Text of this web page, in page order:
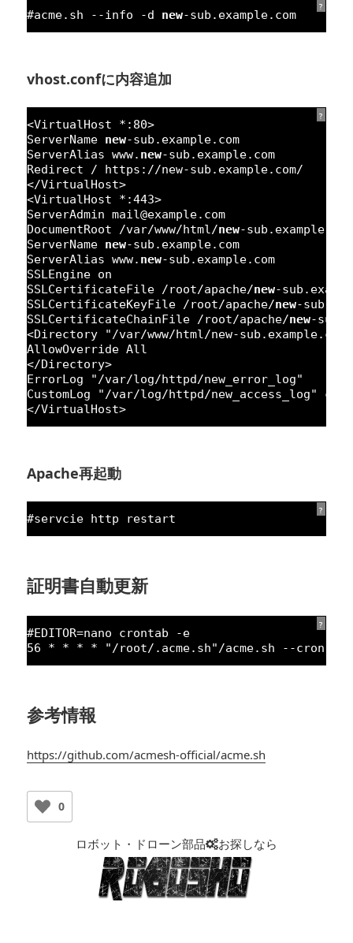
?
#acme.sh --info -d new-sub.example.com
vhost.confに内容追加
?
<VirtualHost *: 80>
ServerName new-sub.example.com
ServerAlias www. new-sub.example.com
Redirect / https: //new-sub.example.com/
</VirtualHost>
<VirtualHost *:443>
ServerAdmin mail@example.com
DocumentRoot /var/www/html/new-sub.example.com
ServerName new-sub.example.com
ServerAlias www. new-sub.example.com
SSLEngine on
SSLCertificateFile /root/apache/new-
SSLCertificateKeyFile /root/apache/new-
SSLCertificateChainFile /root/apache/new-
<Directory "/var/www/html/new-sub.example.com"
AllowOverride All
</Directory>
ErrorLog "/var/log/httpd/new_error_log"
CustomLog "/var/log/httpd/new_access_log"
</VirtualHost>
Apache再起動
?
#servcie http restart
証明書自動更新
?
#EDITOR=nano crontab -e
56
* * * * "/root/.acme.sh"/acme.sh --cron --
参考情報
https://github.com/acmesh-official/acme.sh
0
ロボット・ドローン部品 お探しなら